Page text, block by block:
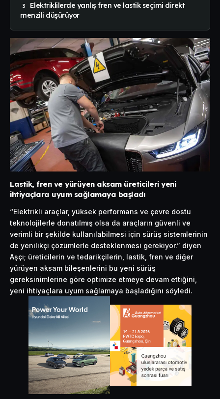
Elektriklilerde yanlış fren ve lastik seçimi direkt
menzili düşürüyor
Lastik, fren ve yürüyen aksam üreticileri yeni
ihtiyaçlara uyum sağlamaya başladı
“Elektrikli araçlar, yüksek performans ve çevre dostu
teknolojilerle donatılmış olsa da araçların güvenli ve
verimli bir şekilde kullanılabilmesi için sürüş sistemlerinin
de yenilikçi çözümlerle desteklenmesi gerekiyor.” diyen
Aşçı; üreticilerin ve tedarikçilerin, lastik, fren ve diğer
yürüyen aksam bileşenlerini bu yeni sürüş
gereksinimlerine göre optimize etmeye devam ettiğini,
yeni ihtiyaçlara uyum sağlamaya başladığını söyledi.